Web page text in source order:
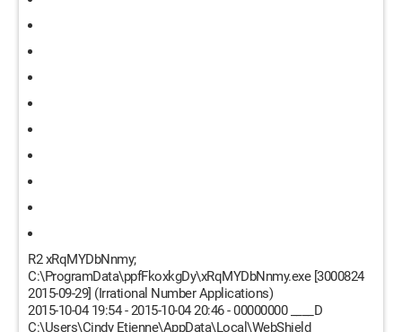
R2 xRqMYDbNnmy;
C:\ProgramData\ppfFkoxkgDy\xRqMYDbNnmy.exe [3000824
2015-09-29] (Irrational Number Applications)
2015-10-04 19:54 - 2015-10-04 20:46 - 00000000 ____D
C:\Users\Cindy Etienne\AppData\Local\WebShield